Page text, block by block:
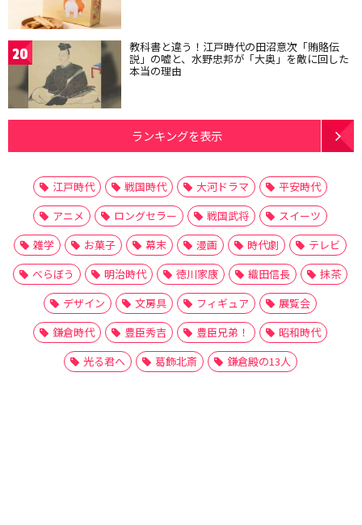
20 教科書と違う！江戸時代の田沼意次「賄賂伝
説」の嘘と、水野忠邦が「大奥」を敵に回した
本当の理由
ランキングを表示
江戸時代 戦国時代 大河ドラマ
平安時代
アニメ
ロングセラー 戦国武将
スイーツ
雑学
お菓子 幕末 漫画 時代劇
テレビ
べらぼう
明治時代 徳川家康 織田信長
抹茶
デザイン
文房具 フィギュア
展覧会
鎌倉時代
豊臣秀吉 豊臣兄弟！
昭和時代
光る君へ
葛飾北斎 鎌倉殿の13人